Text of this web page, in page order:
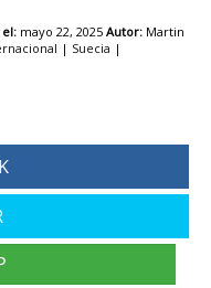
el: mayo 22, 2025 Autor: Martin
| Suecia |